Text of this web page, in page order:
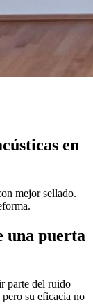
en
mejor sellado.
una puerta
parte del ruido
pero su eficacia no